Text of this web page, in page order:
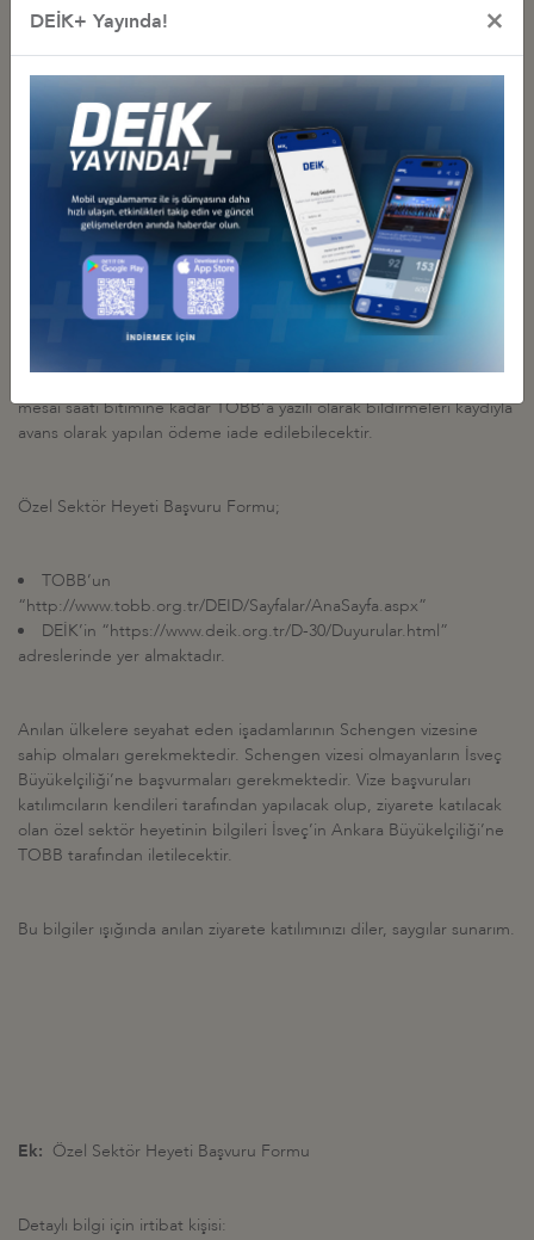
Ayrıca, ziyarete katılmak isteyen firma temsilcilerinin ekte yer alan,
“İsveç Ziyareti Özel Sektör Heyeti Başvuru Formu’’na yüksek
çözünürlüklü ve “jpeg” formatında bir resim ekleyip, eksiksiz
doldurarak, en geç13 Ağustos 2012 Pazartesi günü mesai saati
bitimine kadar, TOBB’a (E-mail:
isvec@tobb.org.tr
gerekmektedir. Bu e-mail adresine gelen başvurulara ait e-maillere
bilgilendirme dönüşleri yapılacağından, genel e-mail adresi
(info@.....com, vb.) yerine sıkça kullanılanşahsie-mail adreslerinin
verilmesi katılımcıların yararına olacaktır.
Katılım ücreti ve organizasyon hizmetleri, katılımcıların sayısına göre
tespit edilmektedir. Bu itibarla, katılım teyidini bildirip, avans
mesai saati bitimine kadar TOBB’a yazılı olarak bildirmeleri kaydıyla
avans olarak yapılan ödeme iade edilebilecektir.
Özel Sektör Heyeti Başvuru Formu;
TOBB’un
“http://www.tobb.org.tr/DEID/Sayfalar/AnaSayfa.aspx”
DEİK’in “https://www.deik.org.tr/D-30/Duyurular.html”
adreslerinde yer almaktadır.
Anılan ülkelere seyahat eden işadamlarının Schengen vizesine
sahip olmaları gerekmektedir. Schengen vizesi olmayanların İsveç
Büyükelçiliği’ne başvurmaları gerekmektedir. Vize başvuruları
katılımcıların kendileri tarafından yapılacak olup, ziyarete katılacak
olan özel sektör heyetinin bilgileri İsveç’in Ankara Büyükelçiliği’ne
TOBB tarafından iletilecektir.
Bu bilgiler ışığında anılan ziyarete katılımınızı diler, saygılar sunarım.
Ek: Özel Sektör Heyeti Başvuru Formu
Detaylı bilgi için irtibat kişisi:
DEİK+ Yayında! ×